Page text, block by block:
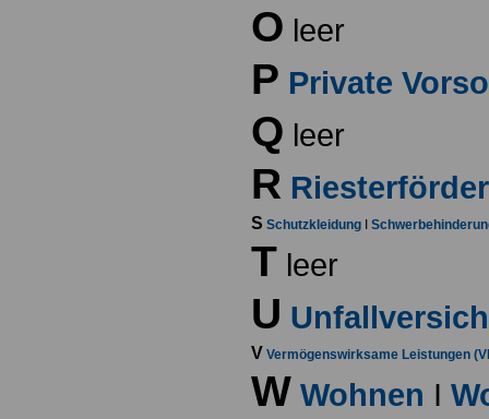
O leer
P Private
Q leer
R
S Schutzkleidung
T leer
U
V Vermögenswirksame Leistungen
W Wohnen I